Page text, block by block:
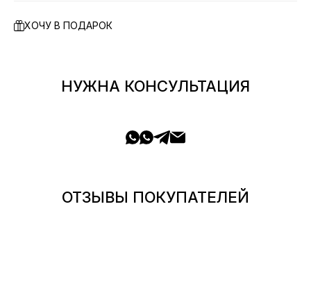
ХОЧУ В ПОДАРОК
НУЖНА КОНСУЛЬТАЦИЯ
ОТЗЫВЫ ПОКУПАТЕЛЕЙ